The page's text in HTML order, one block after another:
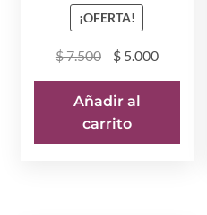
¡OFERTA!
$7.500
El
original
era:
$ 7.500.
$5.000El
$ 5.000.
Añadir al
carrito